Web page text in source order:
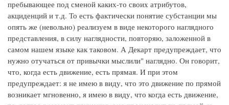
пребывающее под сменой каких-то своих атрибутов,
акциденций и т.д. То есть фактически понятие субстанции мы
опять же (невольно) реализуем в виде некоторого наглядного
представления, в силу наглядности, повторяю, заложенной в
самом нашем языке как таковом. А Декарт предупреждает, что
нужно отучаться от привычки мыслили" наглядно. Он говорит,
что, когда есть движение, есть прямая. И при этом
предупреждает: я не имею в виду, что это движение по прямой
возникает мгновенно, я имею в виду, что когда есть движение,